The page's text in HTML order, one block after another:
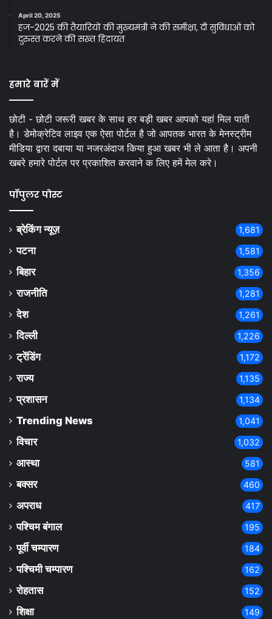
April 20, 2025
हज-2025 की तैयारियों की मुख्यमंत्री ने की समीक्षा, दी सुविधाओं को
दुरुस्त करने की सख्त हिदायत
हमारे बारें में
छोटी - छोटी जरूरी खबर के साथ हर बड़ी खबर आपको यहां मिल पाती
है। डेमोक्रेटिव लाइव एक ऐसा पोर्टल है जो आपतक भारत के मेनस्ट्रीम
मीडिया द्वारा दबाया या नजरअंदाज किया हुआ खबर भी ले आता है। अपनी
खबरे हमारे पोर्टल पर प्रकाशित करवाने क लिए हमें मेल करे।
पॉपुलर पोस्ट
ब्रेकिंग न्यूज़ 1,681
पटना 1,581
बिहार 1,356
राजनीति 1,281
देश 1,261
दिल्ली 1,226
ट्रेंडिंग 1,172
राज्य 1,135
प्रशासन 1,134
Trending News 1,041
विचार 1,032
आस्था 581
बक्सर 460
अपराध 417
पश्चिम बंगाल 195
पूर्वी चम्पारण 184
पश्चिमी चम्पारण 162
रोहतास 152
शिक्षा 149